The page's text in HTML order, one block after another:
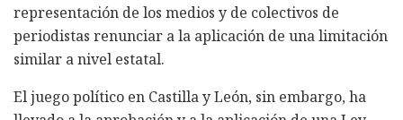
representación de los medios y de colectivos de
periodistas renunciar a la aplicación de una limitación
similar a nivel estatal.
El juego político en Castilla y León, sin embargo, ha